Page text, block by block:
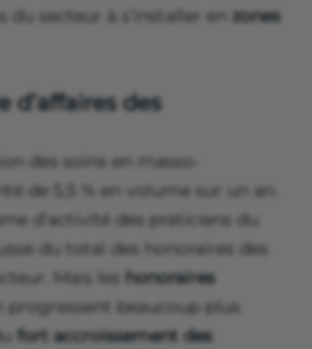
du secteur à s’installer en zones
d’affaires des
des soins en masso-
de 5,5 % en volume sur un an.
d’activité des praticiens du
du total des honoraires des
Mais les honoraires
progressent beaucoup plus
fort accroissement des